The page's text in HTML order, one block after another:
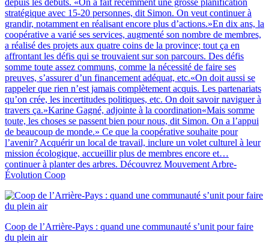
depuis les débuts. «On a fait récemment une grosse planification
stratégique avec 15-20 personnes, dit Simon. On veut continuer à
grandir, notamment en réalisant encore plus d’actions.»En dix ans, la
coopérative a varié ses services, augmenté son nombre de membres,
a réalisé des projets aux quatre coins de la province; tout ça en
affrontant les défis qui se trouvaient sur son parcours. Des défis
somme toute assez communs, comme la nécessité de faire ses
preuves, s’assurer d’un financement adéquat, etc.«On doit aussi se
rappeler que rien n’est jamais complètement acquis. Les partenariats
qu’on crée, les incertitudes politiques, etc. On doit savoir naviguer à
travers ça.»Karine Gagné, adjointe à la coordination«Mais somme
toute, les choses se passent bien pour nous, dit Simon. On a l’appui
de beaucoup de monde.» Ce que la coopérative souhaite pour
l’avenir? Acquérir un local de travail, inclure un volet culturel à leur
mission écologique, accueillir plus de membres encore et…
continuer à planter des arbres. Découvrez Mouvement Arbre-
Évolution Coop
Coop de l’Arrière-Pays : quand une communauté s’unit pour faire
du plein air